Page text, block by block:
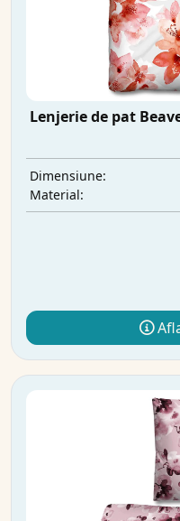
Lenjerie de pat
Dimensiune:
Material: